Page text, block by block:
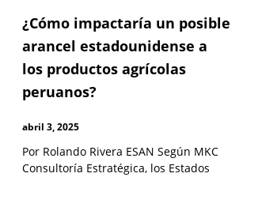
¿Cómo impactaría un posible
arancel estadounidense a
los productos agrícolas
peruanos?
abril 3, 2025
Por Rolando Rivera ESAN Según MKC
Consultoría Estratégica, los Estados